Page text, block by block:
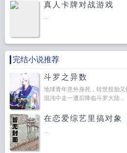
真人卡牌对战游戏
...
完结小说推荐
斗罗之异数
地球青年意外身死，转世投胎
混沌中走一遭后降临斗罗大陆...
在恋爱综艺里搞对象
...